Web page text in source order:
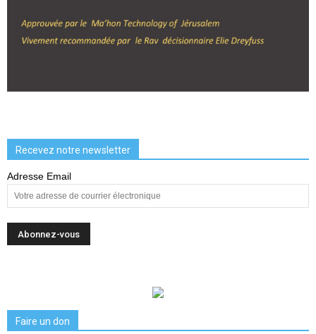
Recevez notre newsletter
Adresse Email
Faire un don